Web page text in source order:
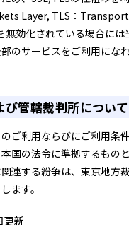
Layer, TLS：
無効化されている場合には
のサービスをご利用にな
び管轄裁判所について
ご利用ならびにご利用条
国の法令に準拠するもの
連する紛争は、東京地方
ます。
更新